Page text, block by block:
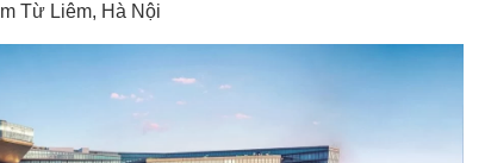
Từ Liêm, Hà Nội